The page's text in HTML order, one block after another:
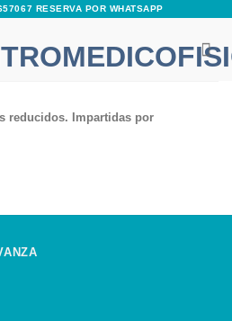
RESERVA POR WHATSAPP
reducidos. Impartidas por